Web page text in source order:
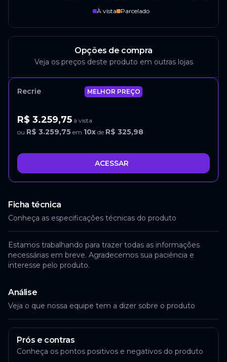
À vista Parcelado
Opções de compra
Veja os preços deste produto em outras lojas
Recrie MELHOR PREÇO
R$ 3.259,75 à vista
ou R$ 3.259,75 em 10x de R$ 325,98
ACESSAR
Ficha técnica
Conheça as especificações técnicas do produto
Estamos trabalhando para trazer todas as informações
necessárias em breve. Agradecemos sua paciência e
interesse pelo produto.
Análise
Veja o que nossa equipe tem a dizer sobre o produto
Prós e contras
Conheça os pontos positivos e negativos do produto